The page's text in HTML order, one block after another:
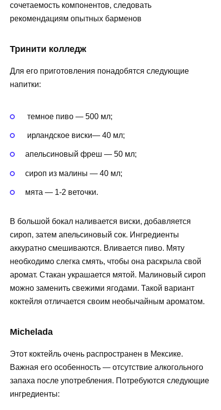
сочетаемость компонентов, следовать
рекомендациям опытных барменов
Тринити колледж
Для его приготовления понадобятся следующие
напитки:
темное пиво — 500 мл;
ирландское виски— 40 мл;
апельсиновый фреш — 50 мл;
сироп из малины — 40 мл;
мята — 1-2 веточки.
В большой бокал наливается виски, добавляется
сироп, затем апельсиновый сок. Ингредиенты
аккуратно смешиваются. Вливается пиво. Мяту
необходимо слегка смять, чтобы она раскрыла свой
аромат. Стакан украшается мятой. Малиновый сироп
можно заменить свежими ягодами. Такой вариант
коктейля отличается своим необычайным ароматом.
Michelada
Этот коктейль очень распространен в Мексике.
Важная его особенность — отсутствие алкогольного
запаха после употребления. Потребуются следующие
ингредиенты: